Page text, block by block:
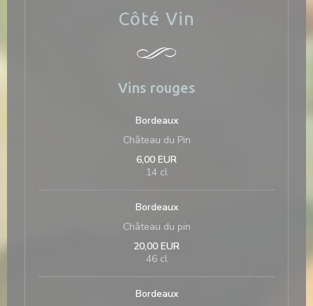
Côté Vin
Vins rouges
Bordeaux
Château du Pin
6,00 EUR
14 cl
Bordeaux
Château du pin
20,00 EUR
46 cl
Bordeaux